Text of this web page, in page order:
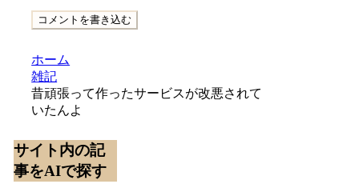
コメントを書き込む
ホーム
雑記
昔頑張って作ったサービスが改悪されて
いたんよ
サイト内の記
事をAIで探す